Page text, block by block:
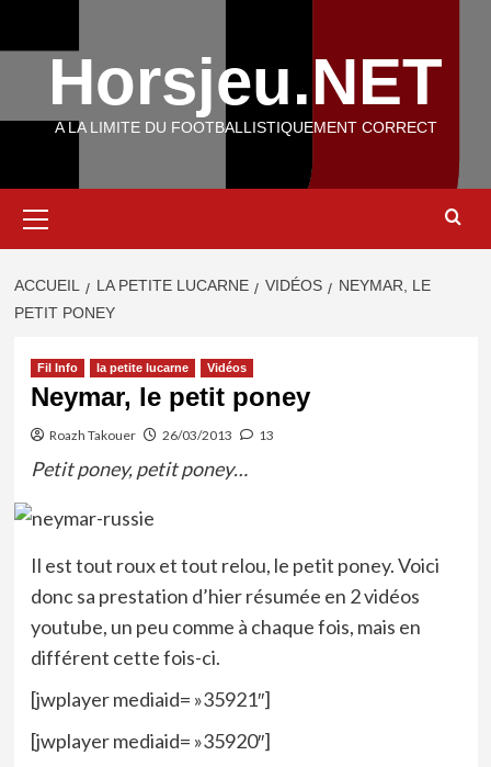
Horsjeu.NET
A LA LIMITE DU FOOTBALLISTIQUEMENT CORRECT
principal
ACCUEIL LA PETITE LUCARNE VIDÉOS
NEYMAR, LE
PETIT PONEY
Fil Info la petite lucarne Vidéos
Neymar, le petit poney
Roazh Takouer 26/03/2013 13
Petit poney, petit poney…
Il est tout roux et tout relou, le petit poney. Voici
donc sa prestation d’hier résumée en 2 vidéos
youtube, un peu comme à chaque fois, mais en
différent cette fois-ci.
[jwplayer mediaid= »35921″]
[jwplayer mediaid= »35920″]